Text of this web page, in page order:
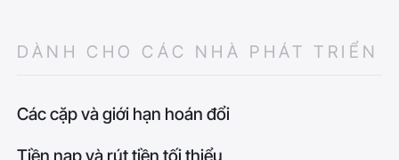
DÀNH CHO CÁC NHÀ PHÁT TRIỂN
Các cặp và giới hạn hoán đổi